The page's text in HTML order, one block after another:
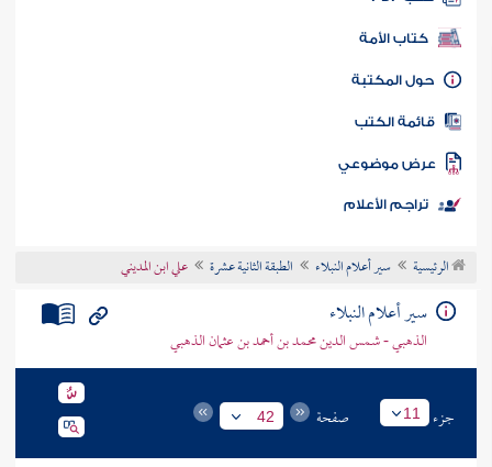
كتب PDF
كتاب الأمة
المكتبة
الكتب
موضوعي
تراجم الأعلام
الرئيسية سير أعلام النبلاء الطبقة الثانية عشرة علي ابن المديني
سير أعلام النبلاء
الذهبي - شمس الدين محمد بن أحمد بن عثمان الذهبي
جزء 11 صفحة 42